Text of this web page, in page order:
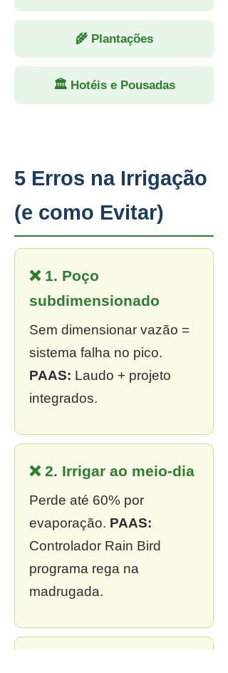
🌾 Plantações
🏛 Hotéis e Pousadas
5 Erros na Irrigação
(e como Evitar)
❌ 1. Poço
subdimensionado
Sem dimensionar vazão =
sistema falha no pico.
PAAS: Laudo + projeto
integrados.
❌ 2. Irrigar ao meio-dia
Perde até 60% por
evaporação. PAAS:
Controlador Rain Bird
programa rega na
madrugada.